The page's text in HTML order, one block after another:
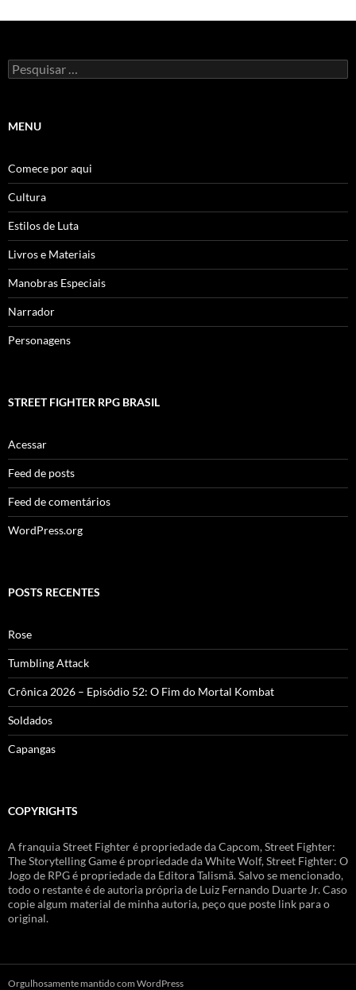
Pesquisar
por:
MENU
Comece por aqui
Cultura
Estilos de Luta
Livros e Materiais
Manobras Especiais
Narrador
Personagens
STREET FIGHTER RPG BRASIL
Acessar
Feed de posts
Feed de comentários
WordPress.org
POSTS RECENTES
Rose
Tumbling Attack
Crônica 2026 – Episódio 52: O Fim do Mortal Kombat
Soldados
Capangas
COPYRIGHTS
A franquia Street Fighter é propriedade da Capcom, Street Fighter:
The Storytelling Game é propriedade da White Wolf, Street Fighter: O
Jogo de RPG é propriedade da Editora Talismã. Salvo se mencionado,
todo o restante é de autoria própria de Luiz Fernando Duarte Jr. Caso
copie algum material de minha autoria, peço que poste link para o
original.
Orgulhosamente mantido com WordPress